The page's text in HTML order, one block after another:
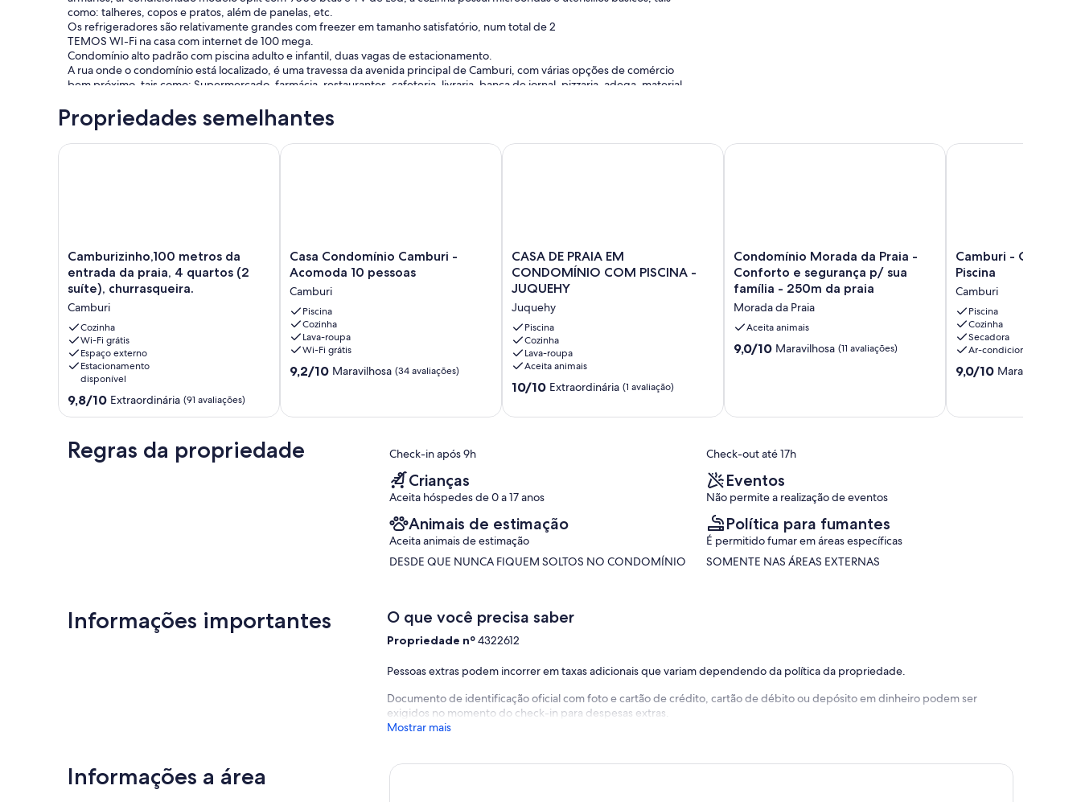
como: talheres, copos e pratos, além de panelas, etc.
Os refrigeradores são relativamente grandes com freezer em tamanho satisfatório, num total de 2
TEMOS WI-Fi na casa com internet de 100 mega.
Condomínio alto padrão com piscina adulto e infantil, duas vagas de estacionamento.
A rua onde o condomínio está localizado, é uma travessa da avenida principal de Camburi, com várias opções de comércio
bem próximo, tais como: Supermercado, farmácia, restaurantes, cafeteria, livraria, banca de jornal, pizzaria, adega, material
A rua de acesso à praia de Camburi, fica a 300 metros do condomínio.
PACOTES 2024/25
Propriedades semelhantes
Camburizinho,100
metros
da
entrada
da
praia,
4
quartos
(2
suíte),
churrasqueira.
Camburi
Camburizinho,100 metros da
entrada da praia, 4 quartos (2
suíte), churrasqueira.
Camburi
Cozinha
Wi-Fi grátis
Espaço externo
Estacionamento
disponível
9.8
de
Extraordinária,
(91
9,8/10 Extraordinária (91 avaliações)
Camburizinho,100 metros da entrada da praia, 4 quartos (2 suíte), churrasqueira.
Casa
Condomínio
-
Acomoda
10
pessoas
Camburi
Casa Condomínio Camburi -
Acomoda 10 pessoas
Camburi
Piscina
Cozinha
Lava-roupa
Wi-Fi grátis
9.2
Maravilhosa,
avaliações)
9,2/10 Maravilhosa (34 avaliações)
Casa Condomínio Camburi - Acomoda 10 pessoas
CASA
DE
PRAIA
EM
CONDOMÍNIO
COM
PISCINA
-
JUQUEHY
Juquehy
CASA DE PRAIA EM
CONDOMÍNIO COM PISCINA -
JUQUEHY
Juquehy
Piscina
Cozinha
Lava-roupa
Aceita animais
10.0
10,
10/10 Extraordinária (1 avaliação)
CASA DE PRAIA EM CONDOMÍNIO COM PISCINA - JUQUEHY
Condomínio
Morada
da
Praia
-
Conforto
e
segurança
-
praia
Morada
da
Praia
Condomínio Morada da Praia -
Conforto e segurança p/ sua
família - 250m da praia
Morada da Praia
Aceita animais
9.0
avaliações)
9,0/10 Maravilhosa (11 avaliações)
Condomínio Morada da Praia - Conforto e segurança p/ sua
Camburi
-
de
Arquiteta
com
Piscina
Camburi
Camburi - Casa de
Piscina
Camburi
Piscina
Cozinha
Secadora
Ar-condicionado
9.0
Maravilhosa,
9,0/10 Maravilhosa
Camburi - Casa de
Regras da propriedade Check-in após 9h Check-out até 17h
Crianças
Aceita hóspedes de 0 a 17 anos
Eventos
Não permite a realização de eventos
Animais de estimação
Aceita animais de estimação
DESDE QUE NUNCA FIQUEM SOLTOS NO CONDOMÍNIO
Política para fumantes
É permitido fumar em áreas específicas
SOMENTE NAS ÁREAS EXTERNAS
Informações importantes O que você precisa saber
Propriedade nº4322612
Pessoas extras podem incorrer em taxas adicionais que variam dependendo da política da propriedade.
Documento de identificação oficial com foto e cartão de crédito, cartão de débito ou depósito em dinheiro podem ser
exigidos no momento do check-in para despesas extras.
Mostrar mais
Informações a área